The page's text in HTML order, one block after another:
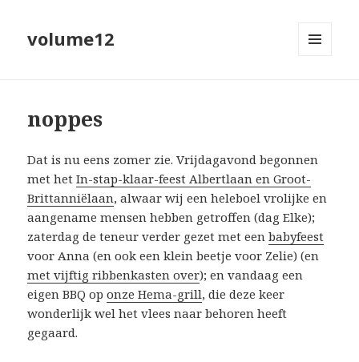
volume12
noppes
Dat is nu eens zomer zie. Vrijdagavond begonnen
met hetIn-stap-klaar-feest Albertlaan en Groot-
Brittanniëlaan, alwaar wij een heleboel vrolijke en
aangename mensen hebben getroffen (dag Elke);
zaterdag de teneur verder gezet met eenbabyfeest
voor Anna (en ook een klein beetje voor Zelie) (en
met vijftig ribbenkasten over); en vandaag een
eigen BBQ oponze Hema-grill, die deze keer
wonderlijk wel het vlees naar behoren heeft
gegaard.